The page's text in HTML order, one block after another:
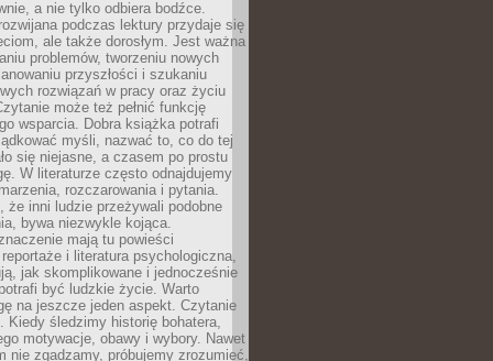
a nie tylko odbiera bodźce.
podczas lektury przydaje się
ale także dorosłym. Jest ważna
problemów, tworzeniu nowych
przyszłości i szukaniu
rozwiązań w pracy oraz życiu
może też pełnić funkcję
wsparcia. Dobra książka potrafi
myśli, nazwać to, co do tej
się niejasne, a czasem po prostu
W literaturze często odnajdujemy
rozczarowania i pytania.
że inni ludzie przeżywali podobne
bywa niezwykle kojąca.
mają tu powieści
i literatura psychologiczna,
jak skomplikowane i jednocześnie
być ludzkie życie. Warto
na jeszcze jeden aspekt. Czytanie
Kiedy śledzimy historię bohatera,
motywacje, obawy i wybory. Nawet
nie zgadzamy, próbujemy zrozumieć,